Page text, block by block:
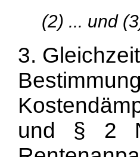
(2) ... und
3.
und § 2